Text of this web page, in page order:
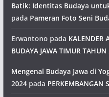
Batik: Identitas Budaya
pada Pameran Foto Seni
Erwantono pada KALENDER
BUDAYA JAWA TIMUR
Mengenal Budaya Jawa di
2024pada PERKEMBANGAN